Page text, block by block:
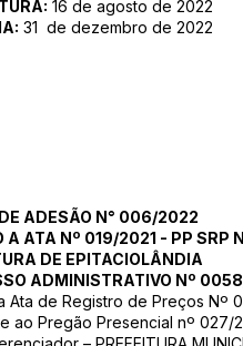
16 de agosto de 2022
31 de dezembro de 2022
ADESÃO N° 006/2022
A ATA Nº 019/2021 - PP SRP
DE EPITACIOLÂNDIA
ADMINISTRATIVO Nº
Ata de Registro de Preços Nº
ao Pregão Presencial nº 027/